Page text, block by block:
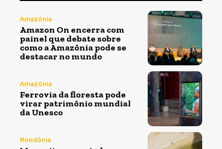
Amazônia
Amazon On encerra com
painel que debate sobre
como a Amazônia pode se
destacar no mundo
Amazônia
Ferrovia da floresta pode
virar patrimônio mundial
da Unesco
Rondônia